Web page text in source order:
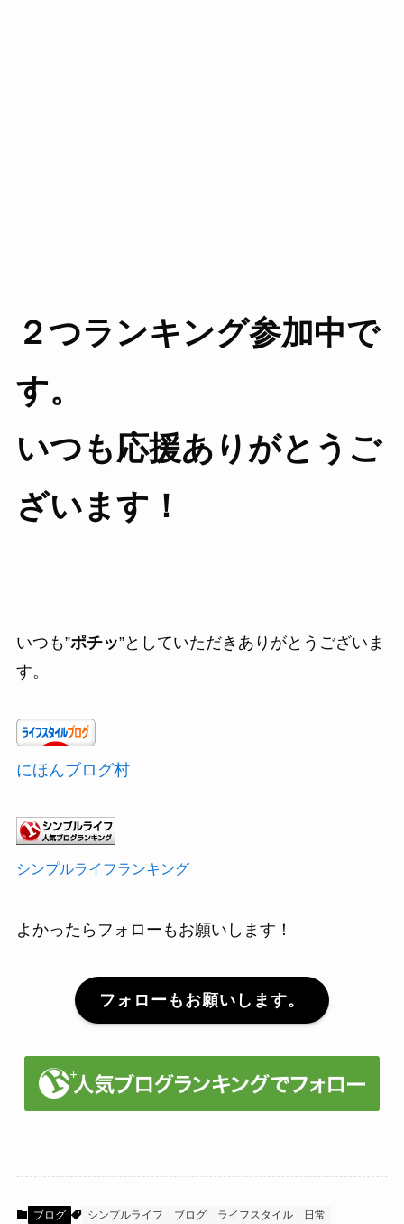
２つランキング参加中で
す。
いつも応援ありがとうご
ざいます！
いつも”ポチッ”としていただきありがとうございま
す。
にほんブログ村
シンプルライフランキング
よかったらフォローもお願いします！
フォローもお願いします。
ブログ シンプルライフ ブログ ライフスタイル 日常